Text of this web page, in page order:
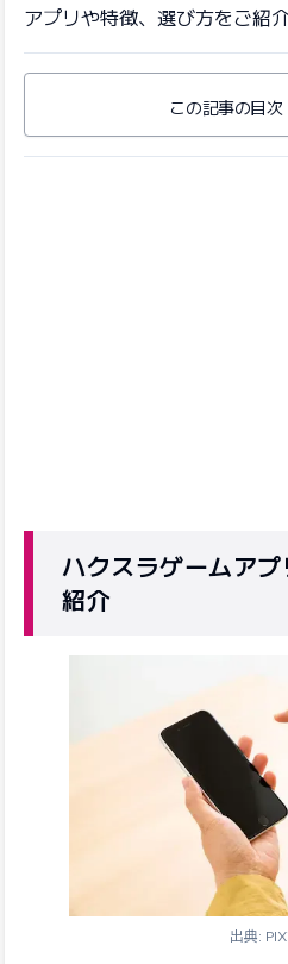
アプリや特徴、選び方をご紹介
この記事の目次
ハクスラゲームア
紹介
出典: